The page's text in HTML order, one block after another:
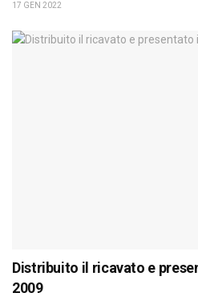
17 GEN 2022
Distribuito il ricavato e
2009